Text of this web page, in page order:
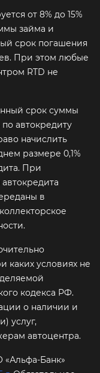
от 8% до 15%
займа и
срок погашения
При этом любые
RTD не
срок суммы
автокредиту
начислить
размере 0,1%
При
в
каких условиях не
кодекса РФ.
о наличии и
услуг,
автоцентра.
«Альфа-Банк»